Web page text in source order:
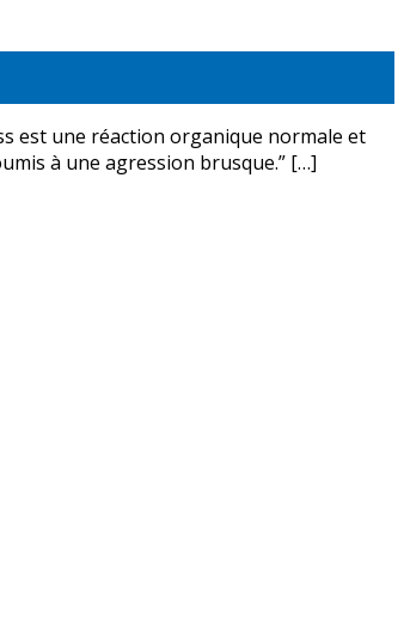
est une réaction organique normale et
à une agression brusque.” […]